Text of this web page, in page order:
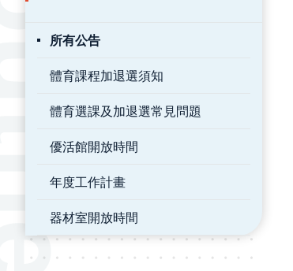
所有公告
體育課程加退選須知
體育選課及加退選常見問題
優活館開放時間
年度工作計畫
器材室開放時間